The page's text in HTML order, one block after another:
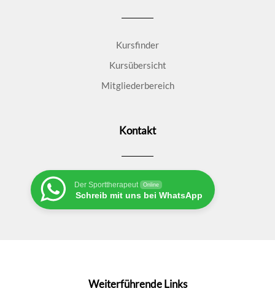
Kursfinder
Kursübersicht
Mitgliederbereich
Kontakt
Der Sporttherapeut Online
Schreib mit uns bei WhatsApp
Weiterführende Links